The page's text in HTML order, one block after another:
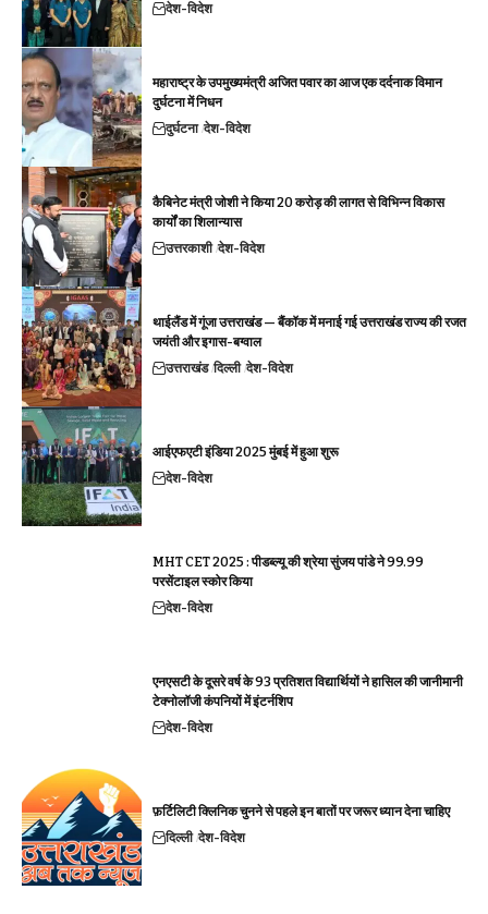
देश-विदेश
महाराष्ट्र के उपमुख्यमंत्री अजित पवार का आज एक दर्दनाक विमान
दुर्घटना में निधन
दुर्घटना देश-विदेश
कैबिनेट मंत्री जोशी ने किया 20 करोड़ की लागत से विभिन्न विकास
कार्यों का शिलान्यास
उत्तरकाशी देश-विदेश
थाईलैंड में गूंजा उत्तराखंड — बैंकॉक में मनाई गई उत्तराखंड राज्य की रजत
जयंती और इगास-बग्वाल
उत्तराखंड दिल्ली देश-विदेश
आईएफएटी इंडिया 2025 मुंबई में हुआ शुरू
देश-विदेश
MHT CET 2025 : पीडब्ल्यू की श्रेया सुंजय पांडे ने 99.99
परसेंटाइल स्कोर किया
देश-विदेश
एनएसटी के दूसरे वर्ष के 93 प्रतिशत विद्यार्थियों ने हासिल की जानीमानी
टेक्नोलॉजी कंपनियों में इंटर्नशिप
देश-विदेश
फ़र्टिलिटी क्लिनिक चुनने से पहले इन बातों पर जरूर ध्यान देना चाहिए
दिल्ली देश-विदेश